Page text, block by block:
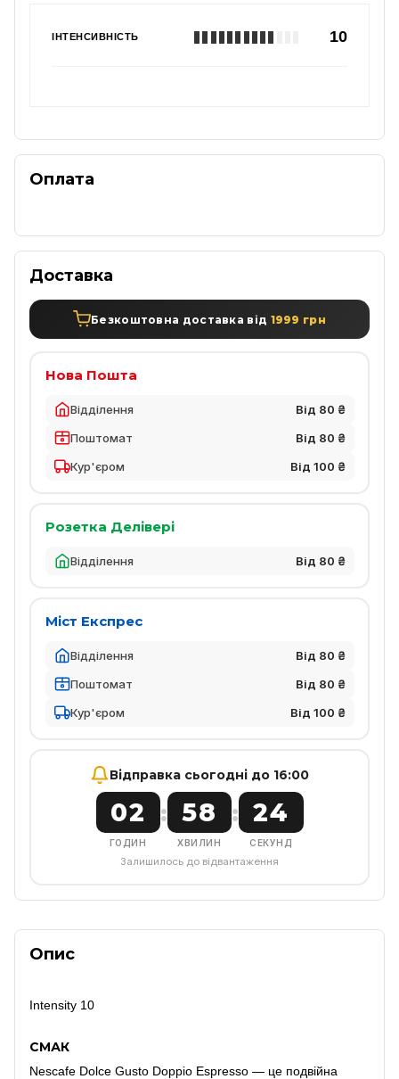
ІНТЕНСИВНІСТЬ 10
Оплата
Доставка
Безкоштовна доставка від 1999 грн
Нова Пошта
Відділення
Від 80 ₴
Поштомат
Від 80 ₴
Кур'єром
Від 100 ₴
Розетка Делівері
Відділення Від 80 ₴
Міст Експрес
Відділення
Від 80 ₴
Поштомат
Від 80 ₴
Кур'єром
Від 100 ₴
Відправка сьогодні до 16:00
02
ГОДИН
: 58
ХВИЛИН
: 24
СЕКУНД
Залишилось до відвантаження
Опис
Intensity 10
СМАК
Nescafe Dolce Gusto Doppio Espresso — це подвійна